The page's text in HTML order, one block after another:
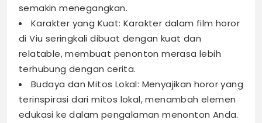
semakin menegangkan.
Karakter yang Kuat: Karakter dalam film horor
di Viu seringkali dibuat dengan kuat dan
relatable, membuat penonton merasa lebih
terhubung dengan cerita.
Budaya dan Mitos Lokal: Menyajikan horor yang
terinspirasi dari mitos lokal, menambah elemen
edukasi ke dalam pengalaman menonton Anda.